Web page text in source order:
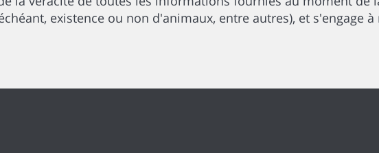
existence ou non d'animaux, entre autres), et s'engage